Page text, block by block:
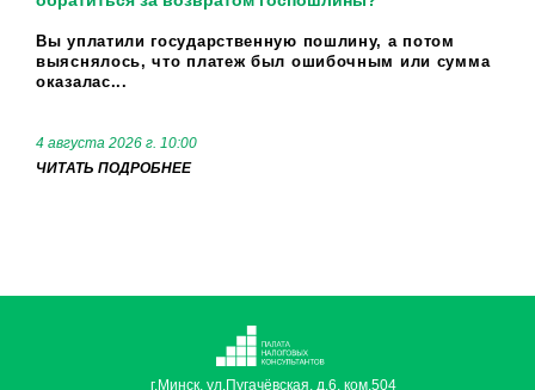
Вы уплатили государственную пошлину, а потом
выяснялось, что платеж был ошибочным или сумма
оказалас...
4 августа 2026 г. 10:00
ЧИТАТЬ ПОДРОБНЕЕ
г.Минск, ул.Пугачёвская, д.6, ком.504